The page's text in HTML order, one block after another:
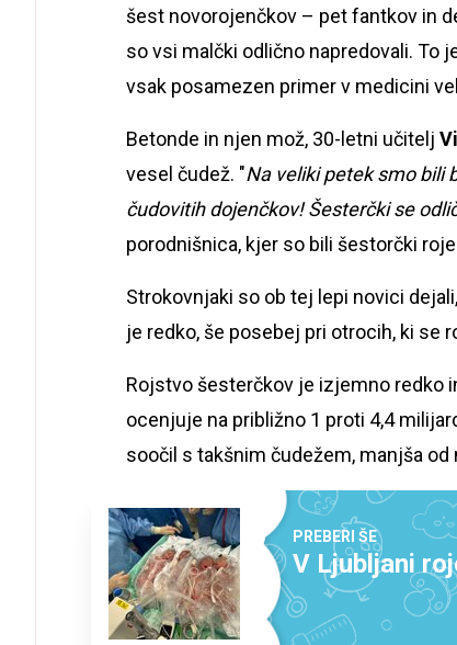
šest novorojenčkov – pet fantkov in
so vsi malčki odlično napredovali.
vsak posamezen primer v medicini
Betonde in njen mož, 30-letni učitelj
vesel čudež. "Na veliki petek smo bili
čudovitih dojenčkov! Šesterčki se
porodnišnica, kjer so bili šestorčki
Strokovnjaki so ob tej lepi novici
je redko, še posebej pri otrocih, ki se
Rojstvo šesterčkov je izjemno redko
ocenjuje na približno 1 proti 4,4
soočil s takšnim čudežem, manjša
PREBERI ŠE
V Ljubljani